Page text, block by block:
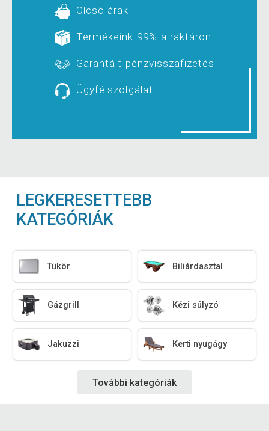
Olcsó árak
Termékeink 99%-a raktáron
Garantált pénzvisszafizetés
Ügyfélszolgálat
LEGKERESETTEBB
KATEGÓRIÁK
Tükör Biliárdasztal
Gázgrill Kézi súlyzó
Jakuzzi Kerti nyugágy
További kategóriák